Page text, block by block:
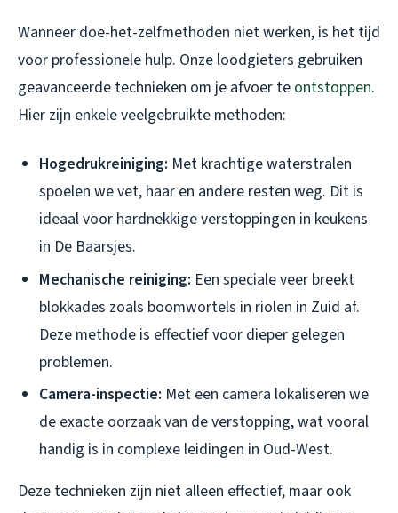
Wanneer doe-het-zelfmethoden niet werken, is het tijd
voor professionele hulp. Onze loodgieters gebruiken
geavanceerde technieken om je afvoer te ontstoppen.
Hier zijn enkele veelgebruikte methoden:
Hogedrukreiniging: Met krachtige waterstralen
spoelen we vet, haar en andere resten weg. Dit is
ideaal voor hardnekkige verstoppingen in keukens
in De Baarsjes.
Mechanische reiniging: Een speciale veer breekt
blokkades zoals boomwortels in riolen in Zuid af.
Deze methode is effectief voor dieper gelegen
problemen.
Camera-inspectie: Met een camera lokaliseren we
de exacte oorzaak van de verstopping, wat vooral
handig is in complexe leidingen in Oud-West.
Deze technieken zijn niet alleen effectief, maar ook